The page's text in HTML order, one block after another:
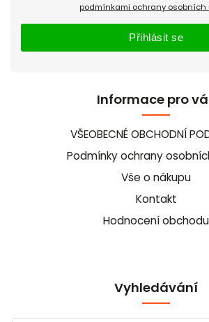
Informace pro
VŠEOBECNÉ OBCHODNÍ
Podmínky ochrany
Vše o nákupu
Kontakt
Hodnocení obchodu
podmínkami ochrany osobních
Přihlásit se
Vyhledávání